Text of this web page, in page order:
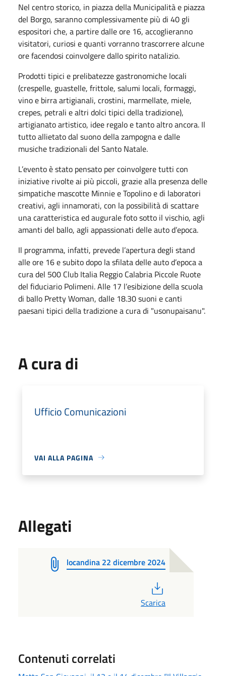
Nel centro storico, in piazza della Municipalità e piazza
del Borgo, saranno complessivamente più di 40 gli
espositori che, a partire dalle ore 16, accoglieranno
visitatori, curiosi e quanti vorranno trascorrere alcune
ore facendosi coinvolgere dallo spirito natalizio.
Prodotti tipici e prelibatezze gastronomiche locali
(crespelle, guastelle, frittole, salumi locali, formaggi,
vino e birra artigianali, crostini, marmellate, miele,
crepes, petrali e altri dolci tipici della tradizione),
artigianato artistico, idee regalo e tanto altro ancora. Il
tutto allietato dal suono della zampogna e dalle
musiche tradizionali del Santo Natale.
L’evento è stato pensato per coinvolgere tutti con
iniziative rivolte ai più piccoli, grazie alla presenza delle
simpatiche mascotte Minnie e Topolino e di laboratori
creativi, agli innamorati, con la possibilità di scattare
una caratteristica ed augurale foto sotto il vischio, agli
amanti del ballo, agli appassionati delle auto d’epoca.
Il programma, infatti, prevede l’apertura degli stand
alle ore 16 e subito dopo la sfilata delle auto d’epoca a
cura del 500 Club Italia Reggio Calabria Piccole Ruote
del fiduciario Polimeni. Alle 17 l’esibizione della scuola
di ballo Pretty Woman, dalle 18.30 suoni e canti
paesani tipici della tradizione a cura di "usonupaisanu".
A cura di
Ufficio Comunicazioni
VAI ALLA PAGINA
Allegati
locandina 22 dicembre 2024
Scarica
Contenuti correlati